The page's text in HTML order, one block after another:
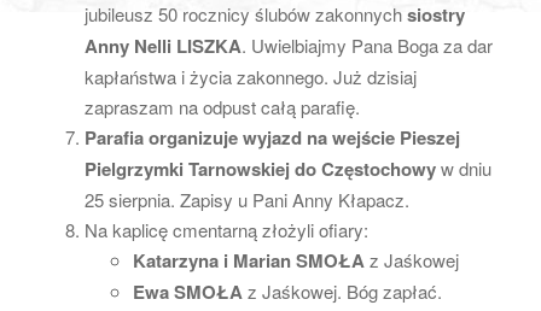
jubileusz 50 rocznicy ślubów zakonnychsiostry
Anny Nelli LISZKA. Uwielbiajmy Pana Boga za dar
kapłaństwa i życia zakonnego. Już dzisiaj
zapraszam na odpust całą parafię.
Parafia organizuje wyjazd na wejście Pieszej
Pielgrzymki Tarnowskiej do Częstochowyw dniu
25 sierpnia. Zapisy u Pani Anny Kłapacz.
Na kaplicę cmentarną złożyli ofiary:
Katarzyna i Marian SMOŁAz Jaśkowej
Ewa SMOŁAz Jaśkowej. Bóg zapłać.